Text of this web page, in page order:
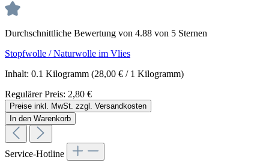
Durchschnittliche Bewertung von 4.88 von 5 Sternen
Stopfwolle / Naturwolle im Vlies
Inhalt: 0.1 Kilogramm (28,00 € / 1 Kilogramm)
Regulärer Preis: 2,80 €
Preise inkl. MwSt. zzgl. Versandkosten
In den Warenkorb
Service-Hotline